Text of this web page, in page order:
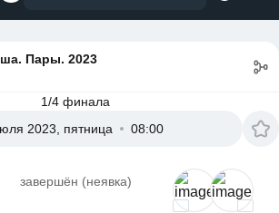
Пары. 2023
1/4 финала
2023, пятница
08:00
завершён (неявка)